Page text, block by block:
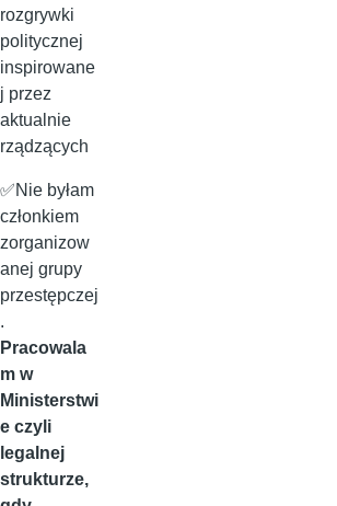
rozgrywki
politycznej
inspirowane
j przez
aktualnie
rządzących
✅Nie byłam
członkiem
zorganizow
anej grupy
przestępczej
.
Pracowala
m w
Ministerstwi
e czyli
legalnej
strukturze,